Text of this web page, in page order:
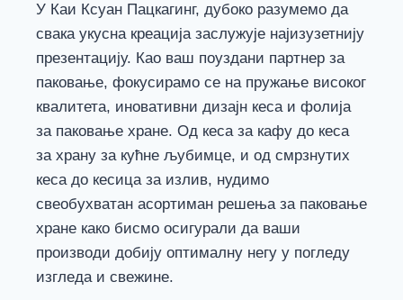
У Каи Ксуан Пацкагинг, дубоко разумемо да
свака укусна креација заслужује најизузетнију
презентацију. Као ваш поуздани партнер за
паковање, фокусирамо се на пружање високог
квалитета, иновативни дизајн кеса и фолија
за паковање хране. Од кеса за кафу до кеса
за храну за кућне љубимце, и од смрзнутих
кеса до кесица за излив, нудимо
свеобухватан асортиман решења за паковање
хране како бисмо осигурали да ваши
производи добију оптималну негу у погледу
изгледа и свежине.